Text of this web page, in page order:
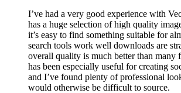
I’ve had a very good experience with
has a huge selection of high quality
it’s easy to find something suitable for
search tools work well downloads are
overall quality is much better than many
has been especially useful for creating
and I’ve found plenty of professional
would otherwise be difficult to source.